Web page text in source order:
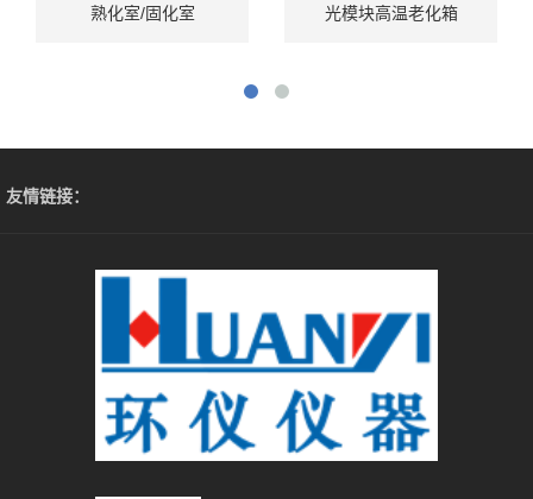
熟化室/固化室 光模块高温老化箱
友情链接：